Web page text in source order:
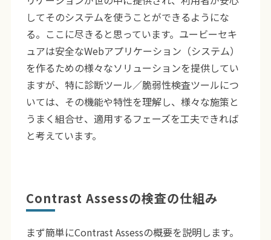
してそのシステムを使うことができるようにな
る。ここに尽きると思っています。ユービーセキ
ュアは安全なWebアプリケーション（システム）
を作るための様々なソリューションを提供してい
ますが、特に診断ツール／脆弱性検査ツールにつ
いては、その機能や特性を理解し、様々な施策と
うまく組合せ、適用するフェーズを工夫できれば
と考えています。
Contrast Assessの検査の仕組み
まず簡単にContrast Assessの概要を説明します。